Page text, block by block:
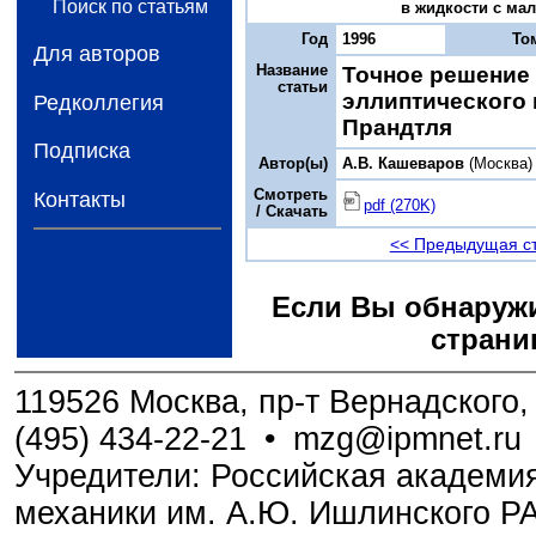
Поиск по статьям
Для авторов
Редколлегия
Подписка
Контакты
в жидкости с
Год
1996
Название
статьи
Точное решение
Прандтля
Автор(ы) А.В. Кашеваров (Москва)
Смотреть
/ Скачать
pdf (270K)
<< Предыдущая
Если Вы
119526 Москва, пр-т
(495) 434-22-21 • mzg@ipmnet.ru
Учредители: Российская
механики им. А.Ю. Ишлинского